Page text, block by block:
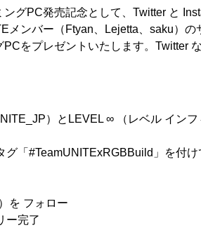
グPC発売記念として、Twitter と
メンバー（Ftyan、Lejetta、saku）の
をプレゼントいたします。Twitter
）とLEVEL ∞ （レベル イン
グ「#TeamUNITExRGBBuild」を付
を フォロー
ー完了